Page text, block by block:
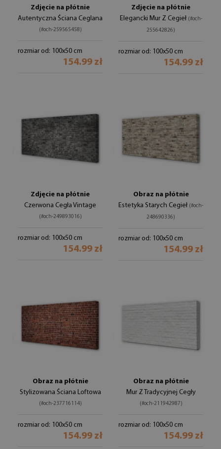
Zdjęcie na płótnie
Autentyczna Ściana Ceglana
(#och-259565458)
rozmiar od: 100x50 cm
154.99 zł
Zdjęcie na płótnie
Elegancki Mur Z Cegieł (#och-
255642826)
rozmiar od: 100x50 cm
154.99 zł
Zdjęcie na płótnie
Czerwona Cegła Vintage
(#och-249893016)
rozmiar od: 100x50 cm
154.99 zł
Obraz na płótnie
Estetyka Starych Cegieł (#och-
248690336)
rozmiar od: 100x50 cm
154.99 zł
Obraz na płótnie
Stylizowana Ściana Loftowa
(#och-237716114)
rozmiar od: 100x50 cm
154.99 zł
Obraz na płótnie
Mur Z Tradycyjnej Cegły
(#och-211942987)
rozmiar od: 100x50 cm
154.99 zł